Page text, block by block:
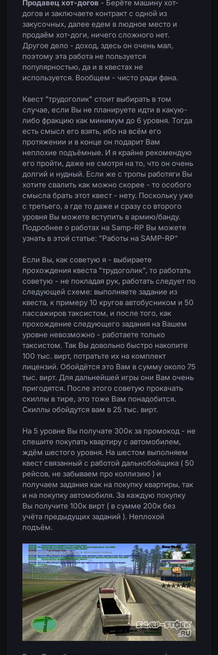
Продавец хот-догов - Берёте машину хот-
догов и заключаете контракт с одной из
закусочных, далее едем в людное место и
продаём хот-доги, ничего сложного нет.
Другое дело - доход, здесь он очень мал,
поэтому эта работа не пользуется
популярностью, да и в квестах не
используется. Вообщем - чисто ради фана.
Квест "трудоголик" стоит выбирать в том
случае, если Вы не планируете идти в какую-
либо фракцию как минимум до 6 уровня. Тогда
есть смысл его взять, ибо на всём его
протяжении и в конце он подарит Вам
неплохие подъёмные. И я крайне рекомендую
его пройти, даже не смотря на то, что он очень
долгий и нудный. Если же с тропы работяги Вы
хотите свалить как можно скорее - то особого
смысла брать этот квест - нету. Поскольку уже
с третьего, а где то даже и сразу со второго
уровня Вы можете вступить в армию/банду.
Подробнее о работах на Samp-RP Вы можете
узнать в этой статье: "Работы на SAMP-RP"
Если Вы, как советую я - выбираете
прохождения квеста "трудоголик", то работать
советую - не покладая рук, работать следует по
следующей схеме: выполняете задание из
квеста, к примеру 10 кругов автобусником и 50
пассажиров таксистом, и после того, как
прохождение следующего задания на Вашем
уровне невозможно - работаете только
таксистом. Так Вы довольно быстро накопите
100 тыс. вирт, потратьте их на комплект
лицензий. Обойдётся это Вам в сумму около 75
тыс. вирт. Для дальнейшей игры они Вам очень
пригодятся. После этого советую прокачать
скиллы в тире, это тоже Вам понадобится.
Скиллы обойдутся вам в 25 тыс. вирт.
На 5 уровне Вы получате 300к за промокод - не
спешите покупать квартиру с автомобилем,
ждём шестого уровня. На шестом выполняем
квест связанный с работой дальнобойщика ( 50
рейсов, не забываем про коллизию ) и
получаем задания как на покупку квартиры, так
и на покупку автомобиля. За каждую покупку
Вы получите 100к вирт ( в сумме 200к без
учёта предыдущих заданий ). Неплохой
подъём.